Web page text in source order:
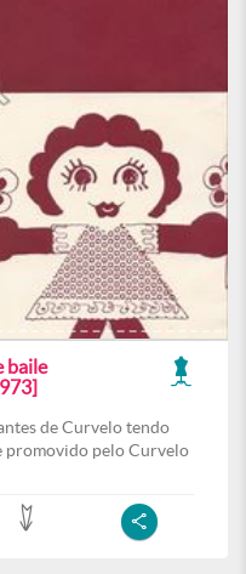
baile
de Curvelo tendo
promovido pelo Curvelo